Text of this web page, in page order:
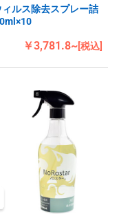
ルス除去スプレー詰
￥3,781.8~[税込]